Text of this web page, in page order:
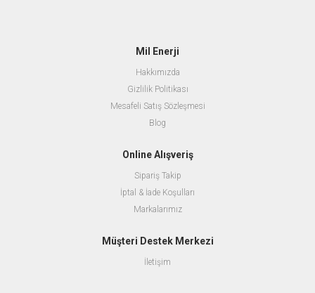
Mil Enerji
Hakkımızda
Gizlilik Politikası
Mesafeli Satış Sözleşmesi
Blog
Online Alışveriş
Sipariş Takip
İptal & İade Koşulları
Markalarımız
Müşteri Destek Merkezi
İletişim